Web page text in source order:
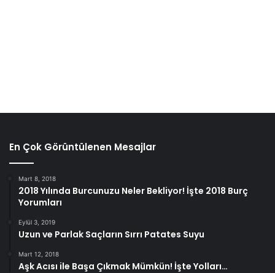
En Çok Görüntülenen Mesajlar
Mart 8, 2018
2018 Yılında Burcunuzu Neler Bekliyor! İşte 2018 Burç
Yorumları
Eylül 3, 2019
Uzun ve Parlak Saçların Sırrı Patates Suyu
Mart 12, 2018
Aşk Acısı ile Başa Çıkmak Mümkün! İşte Yolları…